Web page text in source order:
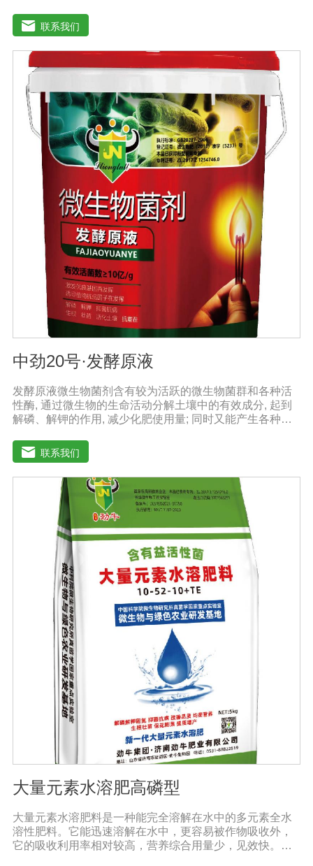
素、酸性物质以及维生素，能不同程度地刺激调节植物生
长；并且能产生铁载体、抗生素、系统防卫酶等多种物
质，可以抑制细菌或真菌性病害或诱导系统抗性间接达到
促进植物生长的作用。既能适用于各种粮食作物及蔬菜的
种植，又能适用于果树等经济作物的栽培。【适用范围】
玉米、小麦、果树、土豆、红薯、辣椒、番茄、黄瓜丶韮
菜、甘蓝等瓜果、蔬菜。【注意事项】1.本品内含大量有
益活菌，不可与杀菌剂混合使用，用过农药 的喷雾器一定
要认真清洗后在喷菌剂。2.本品如与化肥混用，要现混现
用。【贮 存】于阴凉干燥处保存，避免阳光直射和雨淋
【保 质 期】24个月【性 状】粉剂【活 菌 数】≥200亿/克
联系我们
中劲20号·发酵原液
发酵原液微生物菌剂含有较为活跃的微生物菌群和各种活
性酶, 通过微生物的生命活动分解土壤中的有效成分, 起到
解磷、解钾的作用, 减少化肥使用量; 同时又能产生各种农
刺激调节植物生长; 并且能产生抗生素、系统防卫酶等多种
物质, 可以抑制细菌或真菌性病害或诱导系统抗性, 间接达
到促进植物生长的作用。【产品功能】1、改善土填养分疏
松土壤, 提高土壤通透性和保水保肥能力, 增加土壤有机质
防止板结, 有效解决因连工连作、重茬等原因造成的减产问
题。2、解磷解钾、提高化肥利用率有效菌能分解土壤中的
有机质, 减少氨肥的流失; 其中解钾解磷菌能将土壤中固化
的化学钾肥、化学磷肥分解转化为速效钾、速效磷。3、改
善作物品质使用菌剂后, 作物中的蛋白质、糖分、氮基酸、
维生素等有益成分含量有所提高, 起到改善作物品质的作
用。4、增强作物的抗逆性能、提高产量分泌赤霉素、细胞
分裂素、生长素等活性物质, 刺激、调节、促进作物的生长
发育, 增强农作物的抗逆性能, 有利于农作物的增产5、预
防、抑制细菌、真菌性病害如:小麦根腐病、镰刀菌、姜腐
病、黄萎病、灰葡萄孢、香蕉与棉花等枯萎病。
联系我们
大量元素水溶肥高磷型
大量元素水溶肥料是一种能完全溶解在水中的多元素全水
溶性肥料。它能迅速溶解在水中，更容易被作物吸收外，
它的吸收利用率相对较高，营养综合用量少，见效快。用